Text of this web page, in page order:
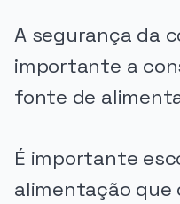
A segurança da
importante a
fonte de
É importante
alimentação